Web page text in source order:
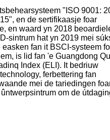
"ISO 9001:
en de sertifikaasje foar
en waard yn 2018
sintrum hat yn 2019 mei
fan it BSCI-systeem
is lid fan 'e Guangdong
Index (ELI). It bedriuw
ferbettering fan
mei de tariedingen
om de